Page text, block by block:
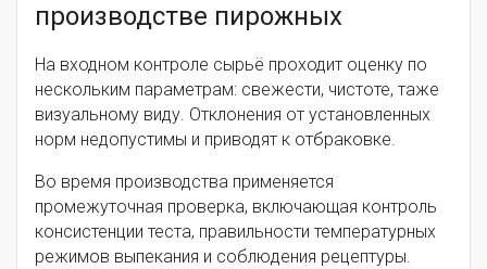
производстве пирожных
На входном контроле сырьё проходит оценку по
нескольким параметрам: свежести, чистоте, таже
визуальному виду. Отклонения от установленных
норм недопустимы и приводят к отбраковке.
Во время производства применяется
промежуточная проверка, включающая контроль
консистенции теста, правильности температурных
режимов выпекания и соблюдения рецептуры.